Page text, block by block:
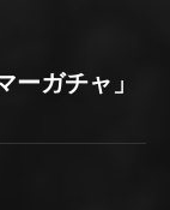
ガチャ」